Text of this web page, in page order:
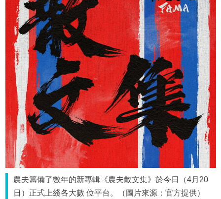
農夫籌備了數年的新專輯《農夫散文集》於今日（4月20
日）正式上綫各大數 位平台。（圖片來源：官方提供）